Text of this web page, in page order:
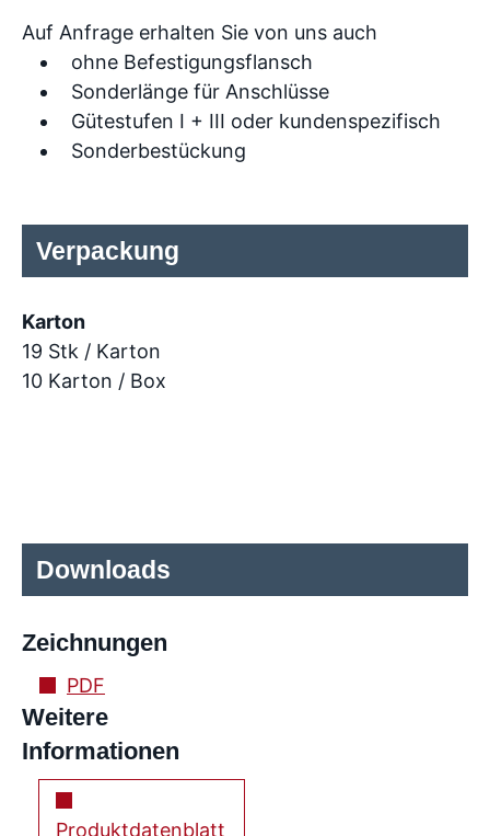
Auf Anfrage erhalten Sie von uns auch
ohne Befestigungsflansch
Sonderlänge für Anschlüsse
Gütestufen I + III oder kundenspezifisch
Sonderbestückung
Verpackung
Karton
19 Stk / Karton
10 Karton / Box
Downloads
Zeichnungen
PDF
Weitere
Informationen
Produktdatenblatt